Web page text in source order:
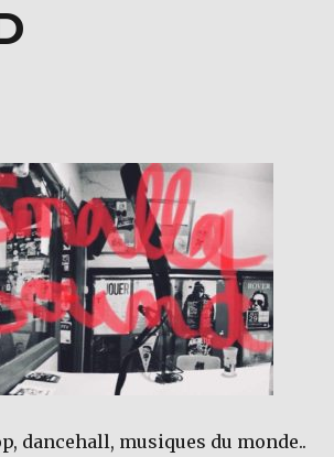
dancehall, musiques du monde..